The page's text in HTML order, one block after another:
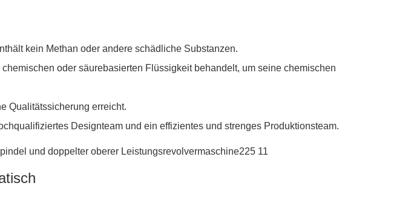
kein Methan oder andere schädliche Substanzen.
oder säurebasierten Flüssigkeit behandelt, um seine chemischen
Qualitätssicherung erreicht.
Designteam und ein effizientes und strenges Produktionsteam.